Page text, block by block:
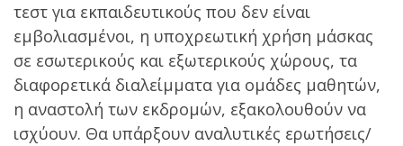
τεστ για εκπαιδευτικούς που δεν είναι
εμβολιασμένοι, η υποχρεωτική χρήση μάσκας
σε εσωτερικούς και εξωτερικούς χώρους, τα
διαφορετικά διαλείμματα για ομάδες μαθητών,
η αναστολή των εκδρομών, εξακολουθούν να
ισχύουν. Θα υπάρξουν αναλυτικές ερωτήσεις/